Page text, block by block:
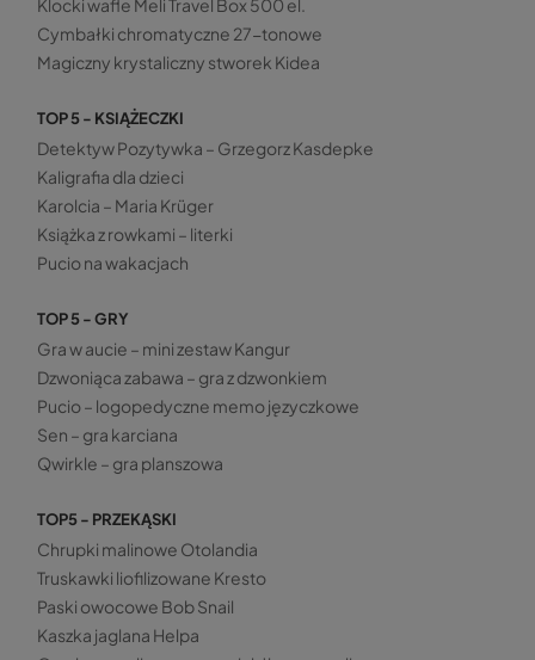
Klocki wafle Meli Travel Box 500 el.
Cymbałki chromatyczne 27-tonowe
Magiczny krystaliczny stworek Kidea
TOP 5 - KSIĄŻECZKI
Detektyw Pozytywka – Grzegorz Kasdepke
Kaligrafia dla dzieci
Karolcia – Maria Krüger
Książka z rowkami – literki
Pucio na wakacjach
TOP 5 - GRY
Gra w aucie – mini zestaw Kangur
Dzwoniąca zabawa – gra z dzwonkiem
Pucio – logopedyczne memo języczkowe
Sen – gra karciana
Qwirkle – gra planszowa
TOP5 - PRZEKĄSKI
Chrupki malinowe Otolandia
Truskawki liofilizowane Kresto
Paski owocowe Bob Snail
Kaszka jaglana Helpa